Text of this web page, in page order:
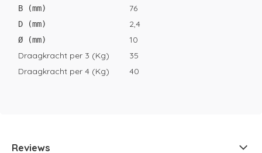
B (mm) 76
D (mm) 2,4
Ø (mm)
10
Draagkracht per 3 (Kg)
35
Draagkracht per 4 (Kg)
40
Reviews